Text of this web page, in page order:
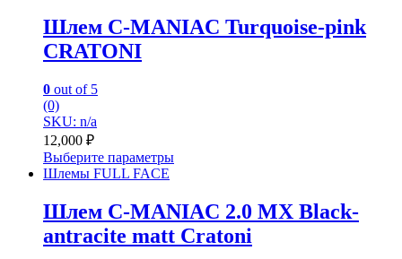
Шлем C-MANIAC Turquoise-pink
CRATONI
0 out of 5
(0)
SKU: n/a
12,000 ₽
Выберите параметры
Шлемы FULL FACE
Шлем C-MANIAC 2.0 MX Black-
antracite matt Cratoni